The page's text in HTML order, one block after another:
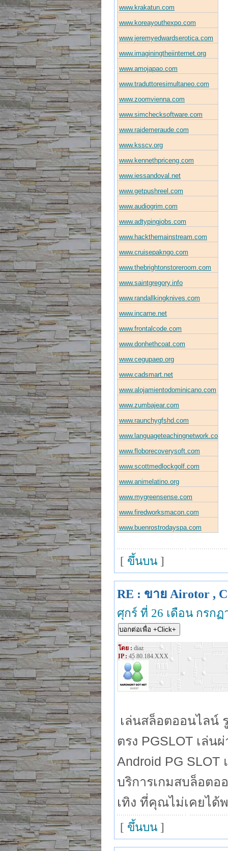
www.krakatun.com
www.koreayouthexpo.com
www.jeremyedwardserotica.com
www.imaginingtheiinternet.org
www.amojapao.com
www.traduttoresimultaneo.com
www.zoomvienna.com
www.simchecksoftware.com
www.raidemeraude.com
www.ksscv.org
www.kennethpriceng.com
www.iessandoval.net
www.getpushreel.com
www.audiogrim.com
www.adtypingjobs.com
www.hackthemainstream.com
www.cruisepakngo.com
www.thebrightonstoreroom.com
www.saintgregory.info
www.randallkingknives.com
www.incarne.net
www.frontalcode.com
www.donhethcoat.com
www.cegupaep.org
www.cadsmart.net
www.alojamientodominicano.com
www.zumbajear.com
www.raunchygfshd.com
www.languageteachingnetwork.com
www.floborecoverysoft.com
www.scottmedlockgolf.com
www.animelatino.org
www.mygreensense.com
www.firedworksmacon.com
www.buenrostrodayspa.com
[ ขึ้นบน ]
RE : ขาย Airotor ,
ศุกร์ ที่ 26 เดือน กรกฏ
โดย :diaz
IP : 45.80.184.XXX
เล่นสล็อตออนไลน์
ตรง PGSLOT เล่น
Android PG
บริการเกมสบล็อต
เทิง ที่คุณไม่เคยได้
[ ขึ้นบน ]